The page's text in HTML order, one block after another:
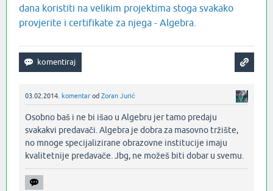
dana koristiti na velikim projektima stoga svakako
provjerite i certifikate za njega - Algebra.
03.02.2014. komentar od Zoran Jurić
Osobno baš i ne bi išao u Algebru jer tamo predaju
svakakvi predavači. Algebra je dobra za masovno tržište,
no mnoge specijalizirane obrazovne institucije imaju
kvalitetnije predavače. Jbg, ne možeš biti dobar u svemu.‌